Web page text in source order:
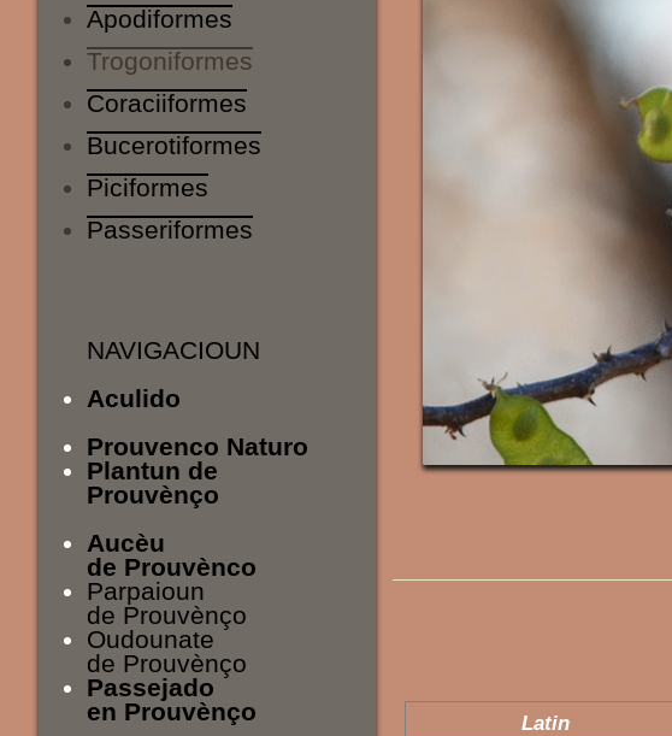
Apodiformes
Trogoniformes
Coraciiformes
Bucerotiformes
Piciformes
Passeriformes
NAVIGACIOUN
Aculido
Prouvenco Naturo
Plantun de
Prouvènço
Aucèu
de Prouvènco
Parpaioun
de Prouvènço
Oudounate
de Prouvènço
Passejado
en Prouvènço
Latin